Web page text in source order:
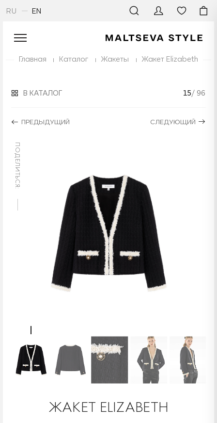
RU EN
Главная Каталог Жакеты Жакет Elizabeth
В КАТАЛОГ
ПРЕДЫДУЩИЙ
15/ 96
СЛЕДУЮЩИЙ
ПОДЕЛИТЬСЯ:
ЖАКЕТ ELIZABETH